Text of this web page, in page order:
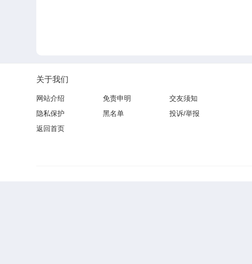
关于我们
网站介绍 免责申明
交友须知
隐私保护
黑名单
投诉/举报
返回首页